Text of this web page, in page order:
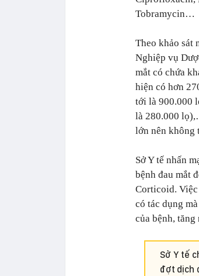
Tobramycin…
Theo khảo sát
Nghiệp vụ
mắt có chứa
hiện có hơn
tới là 900.000
là 280.000
lớn nên không
Sở Y tế nhấn
bệnh đau mắt
Corticoid.
có tác dụng
của bệnh,
Sở Y tế
đợt dịch